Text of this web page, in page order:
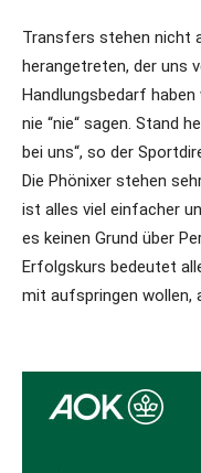
Transfers stehen nicht
herangetreten, der uns
Handlungsbedarf haben
nie “nie“ sagen. Stand
bei uns“, so der
Die Phönixer stehen
ist alles viel einfacher
es keinen Grund über
Erfolgskurs bedeutet
mit aufspringen wollen,